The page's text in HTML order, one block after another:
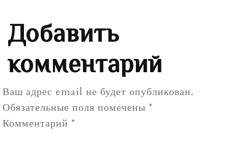
Добавить
комментарий
Ваш адрес email не будет опубликован.
Обязательные поля помечены *
Комментарий *